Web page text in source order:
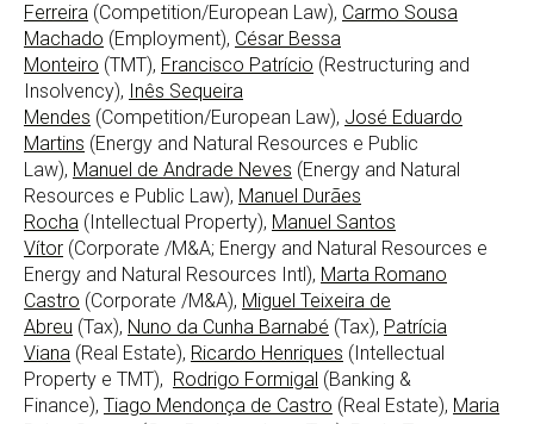
Ferreira (Competition/European Law), Carmo Sousa
Machado (Employment), César Bessa
Monteiro (TMT), Francisco Patrício (Restructuring and
Insolvency), Inês Sequeira
Mendes (Competition/European Law), José Eduardo
Martins (Energy and Natural Resources e Public
Law), Manuel de Andrade Neves (Energy and Natural
Resources e Public Law), Manuel Durães
Rocha (Intellectual Property), Manuel Santos
Vítor (Corporate /M&A; Energy and Natural Resources e
Energy and Natural Resources Intl), Marta Romano
Castro (Corporate /M&A), Miguel Teixeira de
Abreu (Tax), Nuno da Cunha Barnabé (Tax), Patrícia
Viana (Real Estate), Ricardo Henriques (Intellectual
Property e TMT), Rodrigo Formigal (Banking &
Finance), Tiago Mendonça de Castro (Real Estate), Maria